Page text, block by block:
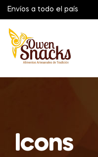
Envíos a todo el país
Icons